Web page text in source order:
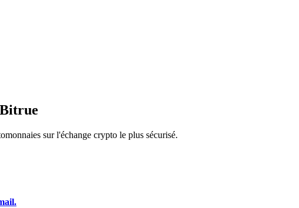
sur l'échange crypto le plus sécurisé.